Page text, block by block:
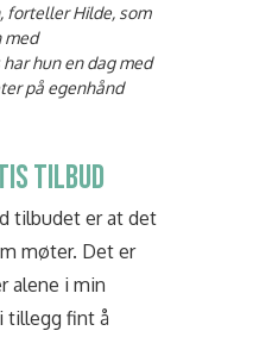
forteller Hilde, som
med
hun en dag med
på egenhånd
TILBUD
tilbudet er at det
møter. Det er
alene i min
tillegg fint å